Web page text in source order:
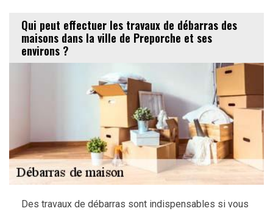
Qui peut effectuer les travaux de débarras des
maisons dans la ville de Preporche et ses
environs ?
Des travaux de débarras sont indispensables si vous